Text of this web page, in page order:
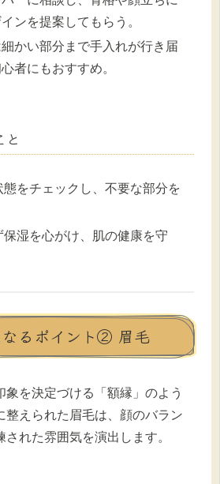
ンを提案してもらう。
かい部分まで手入れが行き届
者にもおすすめ。
と
をチェックし、不要な部分を
湿を心がけ、肌の健康を守
るポイント② 眉毛
を決定づける「額縁」のよう
整えられた眉毛は、顔のバラン
れた雰囲気を演出します。